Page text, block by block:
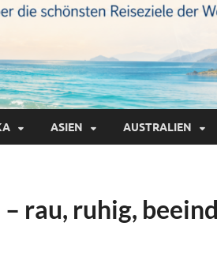
ASIEN AUSTRALIEN
rau, ruhig,